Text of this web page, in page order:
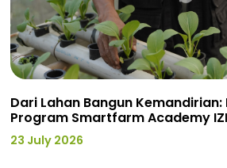
Dari Lahan Bangun Kemandirian:
Program Smartfarm Academy IZI
23 July 2026